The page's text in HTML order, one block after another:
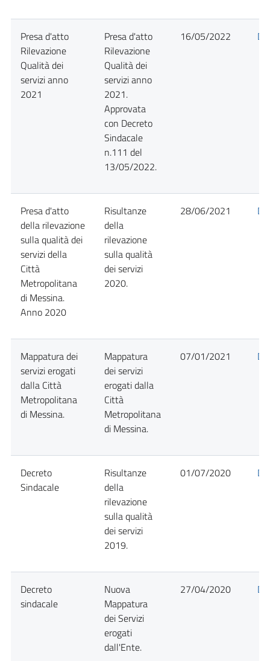
Presa d'atto
Rilevazione
Qualità dei
servizi anno
2021
Presa d'atto
Rilevazione
Qualità dei
servizi anno
2021.
Approvata
con Decreto
Sindacale
n.111 del
13/05/2022.
16/05/2022
Presa d'atto
della rilevazione
sulla qualità dei
servizi della
Città
Metropolitana
di Messina.
Anno 2020
Risultanze
della
rilevazione
sulla qualità
dei servizi
2020.
28/06/2021
Mappatura dei
servizi erogati
dalla Città
Metropolitana
di Messina.
Mappatura
dei servizi
erogati dalla
Città
Metropolitana
di Messina.
07/01/2021
Decreto
Sindacale
Risultanze
della
rilevazione
sulla qualità
dei servizi
2019.
01/07/2020
Decreto
sindacale
Nuova
Mappatura
dei Servizi
erogati
dall'Ente.
27/04/2020